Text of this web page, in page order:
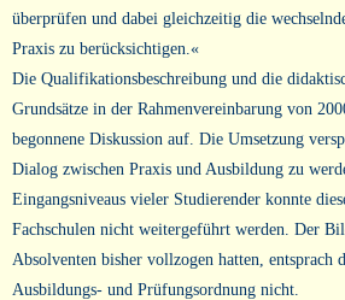
überprüfen und dabei gleichzeitig die
Praxis zu berücksichtigen.«
Die Qualifikationsbeschreibung und die
Grundsätze in der Rahmenvereinbarung von
begonnene Diskussion auf. Die Umsetzung
Dialog zwischen Praxis und Ausbildung zu
Eingangsniveaus vieler Studierender konnte
Fachschulen nicht weitergeführt werden. Der
Absolventen bisher vollzogen hatten, entsprach
Ausbildungs- und Prüfungsordnung nicht.